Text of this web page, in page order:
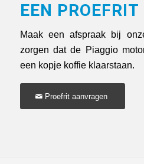
EEN
Maak een afspraak bij
zorgen dat de Piaggio
een kopje koffie klaarstaan.
Proefrit aanvragen